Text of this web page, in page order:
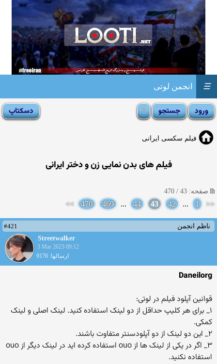
انجمن لوتی ☰
فیلم سکسی ایرانی
فیلم های بدن نمایی زن و دختر ایرانی
صفحه: 43 / 470
<<
1
...
42
43
44
...
469
470
>>
ناظم انجمن
#421
Streetwalker
3 Mar 2023 09:12
ارسالها: 9176
Daneilorg
قوانین آپلود فیلم در لوتی‌‌‌‌‌:
١_ برای هر کلیپ حداقل از دو لینک استفاده کنید. لینک اصلی و لینک
کمکی.
٢_ این دو لینک از دو آپلودسنتر متفاوت باشند.
٣_ اگر در یکی از لینک ها از ouo استفاده کرده اید در لینک دیگر از ouo
استفاده نکنید.